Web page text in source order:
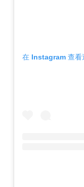
在 Instagram 查看